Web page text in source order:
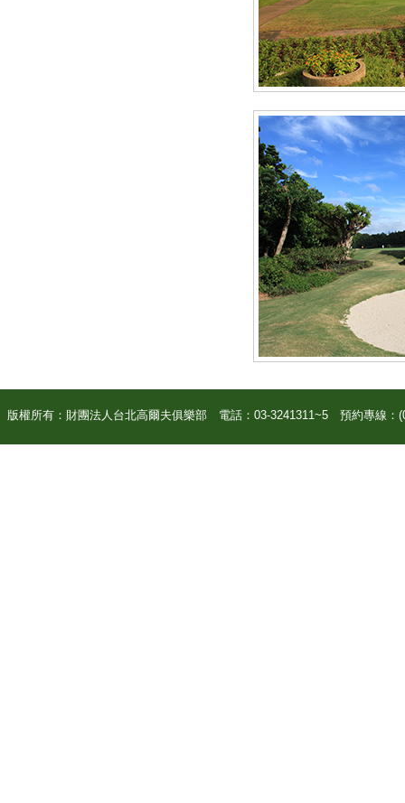
版權所有：財團法人台北高爾夫俱樂部 電話：03-3241311~5 預約專線